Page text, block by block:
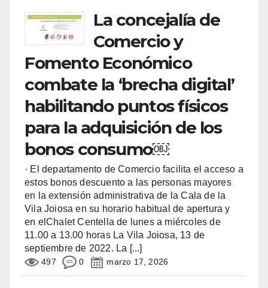
La concejalía de
Comercio y
Fomento Económico
combate la ‘brecha digital’
habilitando puntos físicos
para la adquisición de los
bonos consumo￼
· El departamento de Comercio facilita el acceso a
estos bonos descuento a las personas mayores
en la extensión administrativa de la Cala de la
Vila Joiosa en su horario habitual de apertura y
en elChalet Centella de lunes a miércoles de
11.00 a 13.00 horas La Vila Joiosa, 13 de
septiembre de 2022. La [...]
497 0 marzo 17, 2026